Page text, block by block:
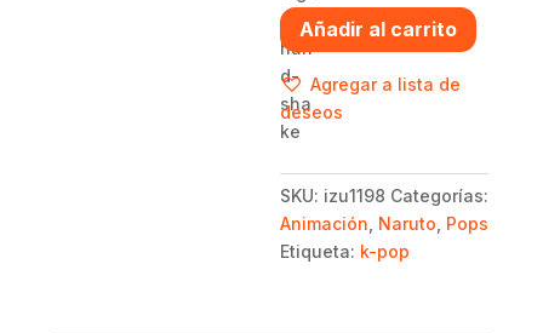
Funko
pop
Izumu
Kamizuki
-
Shippuden
cantidad
Añadir al carrito
Agregar a lista de
deseos
SKU: izu1198 Categorías:
Animación Naruto Pops
Etiqueta: k-pop